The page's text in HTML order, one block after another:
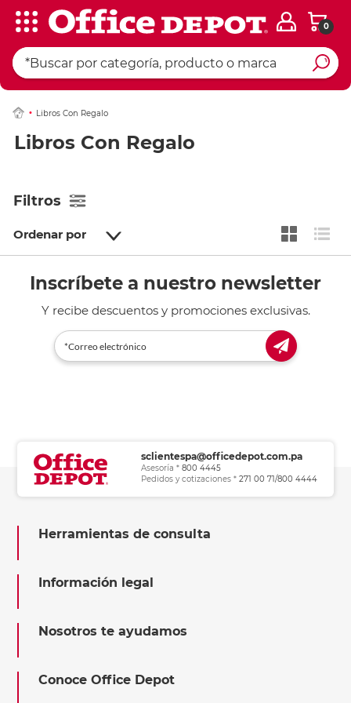
0
Libros Con Regalo
Libros Con Regalo
Filtros
Ordenar por
Inscríbete a nuestro newsletter
Y recibe descuentos y promociones exclusivas.
sclientespa@officedepot.com.pa
Asesoría * 800 4445
Pedidos y cotizaciones * 271 00 71/800 4444
Herramientas de consulta
Información legal
Nosotros te ayudamos
Conoce Office Depot